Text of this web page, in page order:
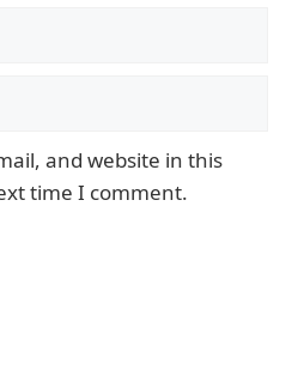
and website in this
time I comment.